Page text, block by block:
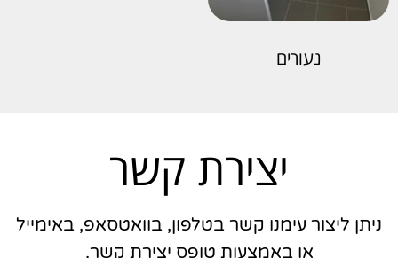
נעורים
יצירת קשר
ניתן ליצור עימנו קשר בטלפון, בוואטסאפ, באימייל
או באמצעות טופס יצירת קשר.